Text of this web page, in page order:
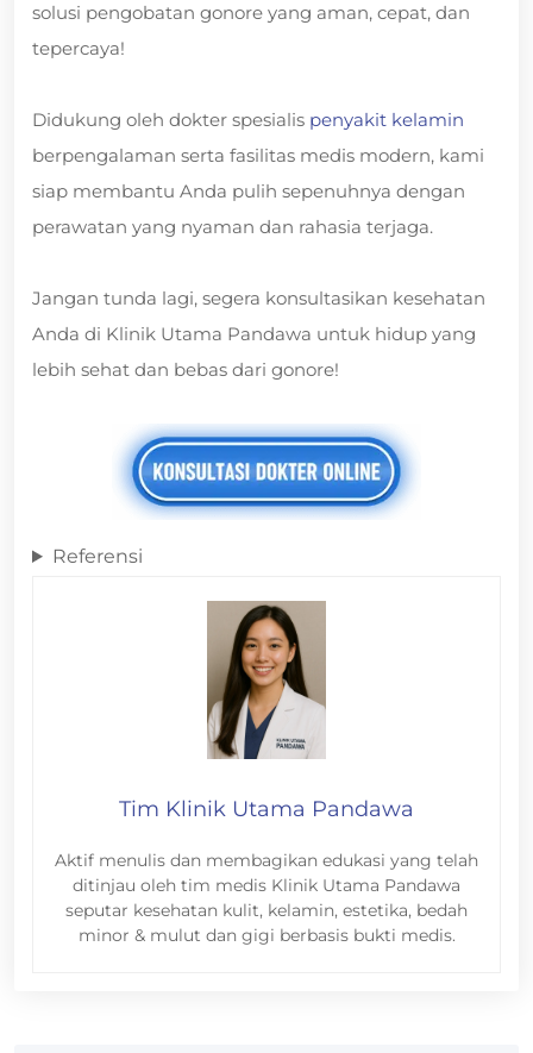
solusi pengobatan gonore yang aman, cepat, dan
tepercaya!
Didukung oleh dokter spesialis penyakit kelamin
berpengalaman serta fasilitas medis modern, kami
siap membantu Anda pulih sepenuhnya dengan
perawatan yang nyaman dan rahasia terjaga.
Jangan tunda lagi, segera konsultasikan kesehatan
Anda di Klinik Utama Pandawa untuk hidup yang
lebih sehat dan bebas dari gonore!
Referensi
Tim Klinik Utama Pandawa
Aktif menulis dan membagikan edukasi yang telah
ditinjau oleh tim medis Klinik Utama Pandawa
seputar kesehatan kulit, kelamin, estetika, bedah
minor & mulut dan gigi berbasis bukti medis.